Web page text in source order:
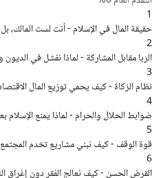
1
حقيقة المال في الإسلام - أنت لست المالك،
2
الربا مقابل المشاركة - لماذا نفشل في
3
نظام الزكاة - كيف يحمي توزيع المال
4
ضوابط الحلال والحرام - لماذا يمنع الإسلام
5
قوة الوقف - كيف نبني مشاريع تخدم المجتمع
6
القرض الحسن - كيف نعالج الفقر دون إغراق